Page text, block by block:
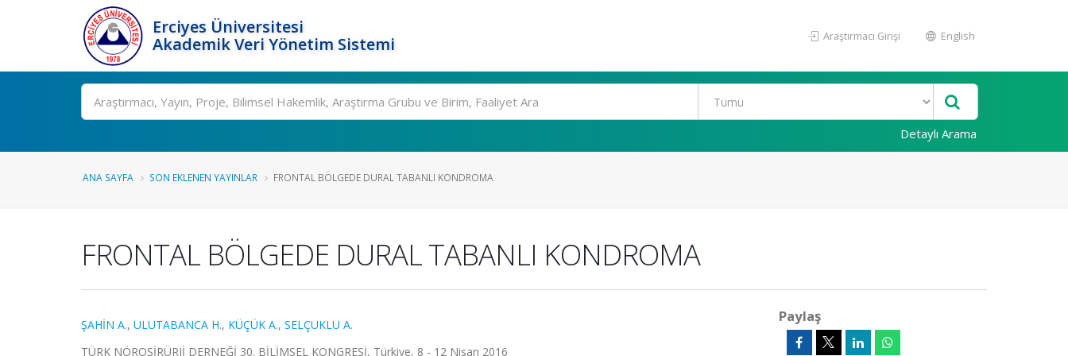
Erciyes Üniversitesi
Akademik Veri Yönetim Sistemi
Araştırmacı Girişi English
Ara
Detaylı Arama
ANA SAYFA SON EKLENEN YAYINLAR FRONTAL BÖLGEDE DURAL TABANLI KONDROMA
FRONTAL BÖLGEDE DURAL TABANLI KONDROMA
ŞAHİN A., ULUTABANCA H., KÜÇÜK A., SELÇUKLU A.
TÜRK NÖROŞİRÜRJİ DERNEĞİ 30. BİLİMSEL KONGRESİ, Türkiye, 8 - 12 Nisan 2016
Paylaş